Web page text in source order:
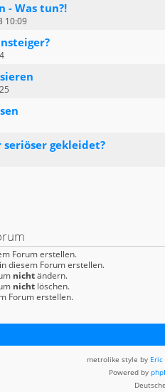
- Was tun?!
10:09
gekleidet?
Forum erstellen.
diesem Forum erstellen.
nichtändern.
nicht löschen.
Forum erstellen.
metrolike style by Eric
Powered by